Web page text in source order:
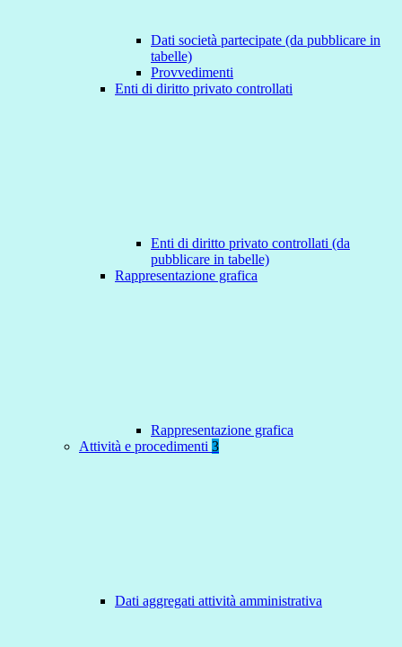
Dati società partecipate (da pubblicare in
tabelle)
Provvedimenti
Enti di diritto privato controllati
Enti di diritto privato controllati (da
pubblicare in tabelle)
Rappresentazione grafica
Rappresentazione grafica
Attività e procedimenti 3
Dati aggregati attività amministrativa